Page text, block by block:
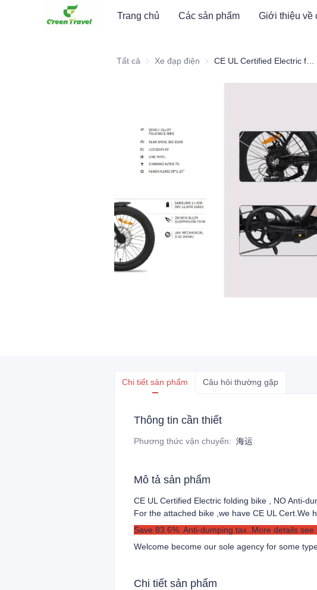
Trang chủ Các sản phẩm Giới thiệu về
Tất cả Xe đạp điện Xe đạp điện
Chi tiết sản phẩm Câu hỏi thường gặp
Thông tin cần thiết
Phương thức vận chuyển: 海运
Mô tả sản phẩm
CE UL Certified Electric folding bike , NO Anti-
For the attached bike ,we have CE UL Cert. We
Save 83.6%. Anti-dumping tax..More details see
Welcome become our sole agency for some
Chi tiết sản phẩm